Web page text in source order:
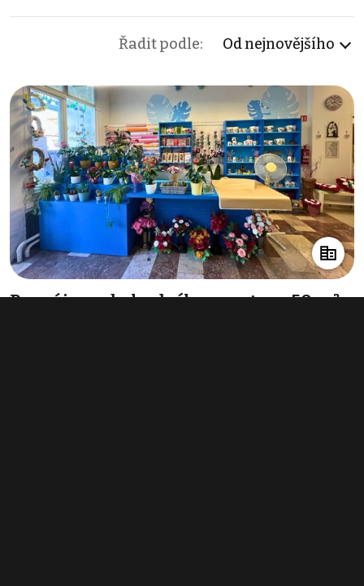
Řadit podle: Od nejnovějšího
Pronájem obchodního prostoru 50 m²,